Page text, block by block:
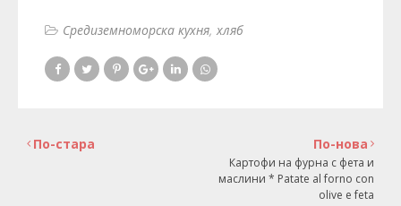
Средиземноморска кухня хляб
По-нова
Картофи на фурна с фета и
маслини * Patate al forno con
olive e feta
По-стара